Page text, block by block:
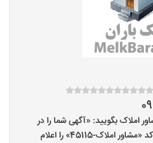
املاک بگویید: «آگهی شما را در
سایت ملک باران دیده ام و کد «مشاور املاک-45115» را اعلام